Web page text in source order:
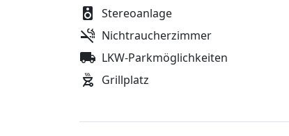
Stereoanlage
Nichtraucherzimmer
LKW-Parkmöglichkeiten
Grillplatz